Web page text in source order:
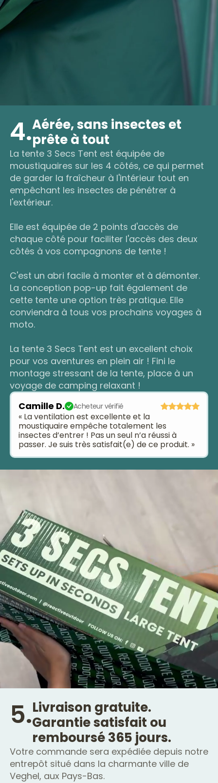
4.Aérée, sans insectes et
prête à tout
La tente 3 Secs Tent est équipée de
moustiquaires sur les 4 côtés, ce qui permet
de garder la fraîcheur à l'intérieur tout en
empêchant les insectes de pénétrer à
l'extérieur.
Elle est équipée de 2 points d'accès de
chaque côté pour faciliter l'accès des deux
côtés à vos compagnons de tente !
C'est un abri facile à monter et à démonter.
La conception pop-up fait également de
cette tente une option très pratique. Elle
conviendra à tous vos prochains voyages à
moto.
La tente 3 Secs Tent est un excellent choix
pour vos aventures en plein air ! Fini le
montage stressant de la tente, place à un
voyage de camping relaxant !
Camille D.
Acheteur vérifié
« La ventilation est excellente et la
moustiquaire empêche totalement les
insectes d’entrer ! Pas un seul n’a réussi à
passer. Je suis très satisfait(e) de ce produit. »
5.Livraison gratuite.
Garantie satisfait ou
remboursé 365 jours.
Votre commande sera expédiée depuis notre
entrepôt situé dans la charmante ville de
Veghel, aux Pays-Bas.